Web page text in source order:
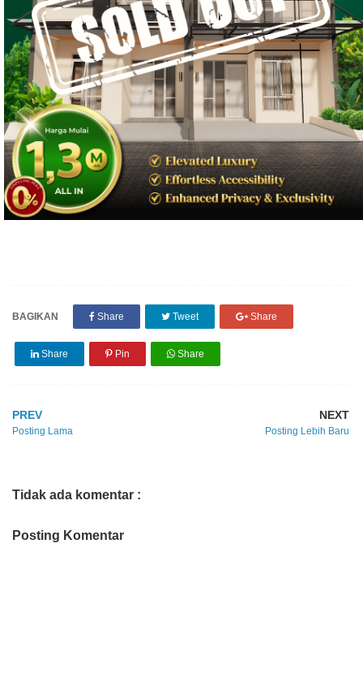
BAGIKAN Share Tweet Share
Share Pin Share
PREV
Posting Lama
NEXT
Posting Lebih Baru
Tidak ada komentar :
Posting Komentar